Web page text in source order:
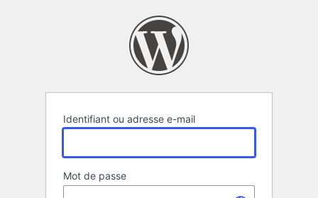
Identifiant ou adresse e-mail
Mot de passe